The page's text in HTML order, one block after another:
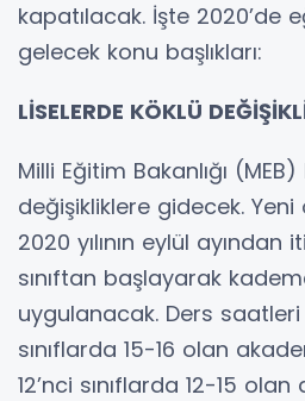
kapatılacak. İşte 2020’de
gelecek konu başlıkları:
LİSELERDE KÖKLÜ
Milli Eğitim Bakanlığı
değişikliklere gidecek.
2020 yılının eylül ayından
sınıftan başlayarak
uygulanacak. Ders saatleri
sınıflarda 15-16 olan
12’nci sınıflarda 12-15 olan